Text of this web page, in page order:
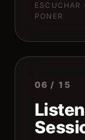
ESCUCHAR
PONER
06 / 15